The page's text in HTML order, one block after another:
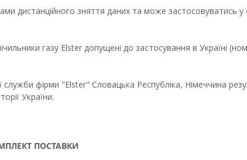
дистанційного зняття даних та може застосовуватись
газу Elster допущені до застосування в Україні
служби фірми "Elster" Словацька Республіка, Німеччина
України.
ПОСТАВКИ